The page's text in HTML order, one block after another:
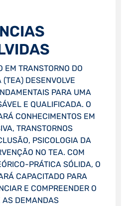
TRANSTORNO DO
(TEA) DESENVOLVE
PARA UMA
E QUALIFICADA. O
CONHECIMENTOS EM
TRANSTORNOS
PSICOLOGIA DA
NO TEA. COM
PRÁTICA SÓLIDA, O
CAPACITADO PARA
E COMPREENDER O
AS DEMANDAS